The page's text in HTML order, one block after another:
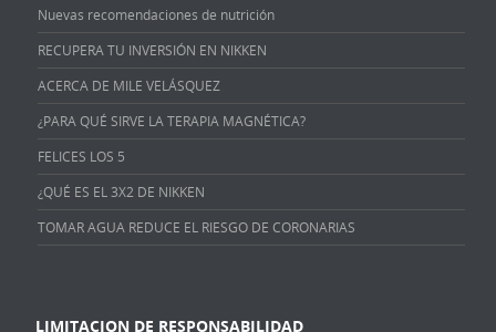
Nuevas recomendaciones de nutrición
RECUPERA TU INVERSIÓN EN NIKKEN
ACERCA DE MILE VELÁSQUEZ
¿PARA QUÉ SIRVE LA TERAPIA MAGNÉTICA?
FELICES LOS 5
¿QUÉ ES EL 3X2 DE NIKKEN
TOMAR AGUA REDUCE EL RIESGO DE CORONARIAS
LIMITACION DE RESPONSABILIDAD